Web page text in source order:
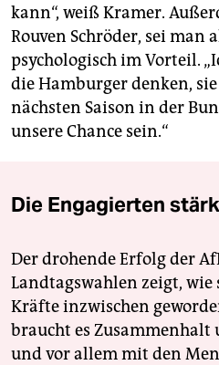
kann“, weiß Kramer.
Rouven Schröder, sei man
psychologisch im Vorteil.
die Hamburger denken,
nächsten Saison in der
unsere Chance sein.“
Die Engagierten
Der drohende Erfolg der
Landtagswahlen zeigt,
Kräfte inzwischen
braucht es Zusammenhalt
und vor allem mit den